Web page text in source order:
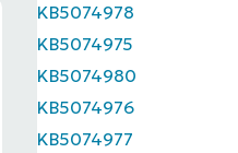
KB5074978
KB5074975
KB5074980
KB5074976
KB5074977